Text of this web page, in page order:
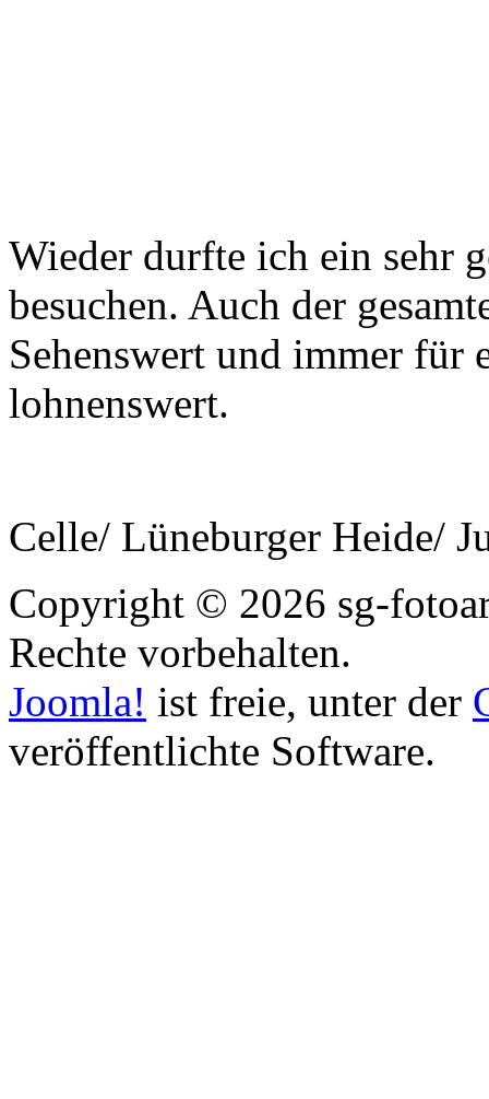
Wieder durfte ich ein sehr
besuchen. Auch der
Sehenswert und immer für
lohnenswert.
Celle/ Lüneburger Heide/
Copyright © 2026 sg-
Rechte vorbehalten.
Joomla! ist freie, unter der
veröffentlichte Software.